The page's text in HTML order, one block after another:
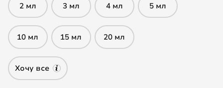
2 мл 3 мл 4 мл 5 мл
10 мл 15 мл 20 мл
Хочу все